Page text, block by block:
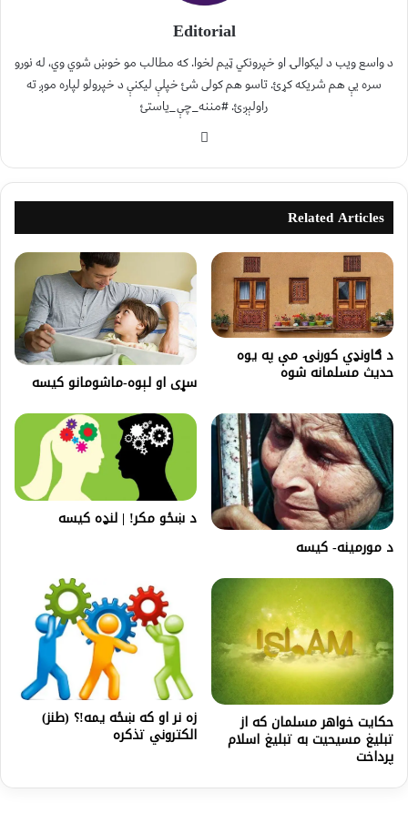
Editorial
د واسع ویب د لیکوالۍ او خپرونکي ټیم لخوا. که مطالب مو خوښ شوي وي، له نورو
سره یې هم شریکه کړئ. تاسو هم کولی شئ خپلې لیکنې د خپرولو لپاره موږ ته
راولېږئ. #مننه_چې_یاستئ
Related Articles
د ګاونډي کورنۍ مې په يوه
حديث مسلمانه شوه سړی او لېوه-ماشومانو کیسه
د مورمينه- کیسه
د ښځو مکر! | لنډه کیسه
حکایت خواهر مسلمان که از
تبلیغ مسیحیت به تبلیغ اسلام
پرداخت
زه نر او که ښځه يمه!؟ (طنز)
الکتروني تذکره